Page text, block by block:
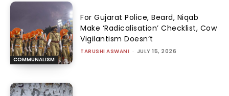
COMMUNALISM
For Gujarat Police, Beard, Niqab
Make ‘Radicalisation’ Checklist, Cow
Vigilantism Doesn’t
TARUSHI ASWANI - JULY 15, 2026